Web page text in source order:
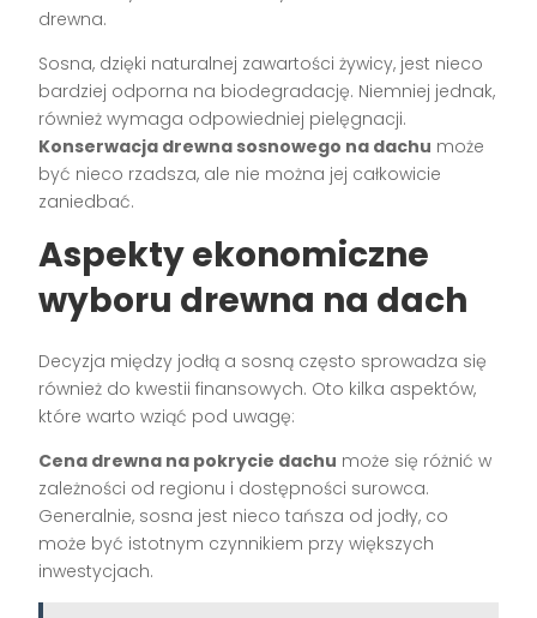
drewna.
Sosna, dzięki naturalnej zawartości żywicy, jest nieco
bardziej odporna na biodegradację. Niemniej jednak,
również wymaga odpowiedniej pielęgnacji.
Konserwacja drewna sosnowego na dachu może
być nieco rzadsza, ale nie można jej całkowicie
zaniedbać.
Aspekty ekonomiczne
wyboru drewna na dach
Decyzja między jodłą a sosną często sprowadza się
również do kwestii finansowych. Oto kilka aspektów,
które warto wziąć pod uwagę:
Cena drewna na pokrycie dachu może się różnić w
zależności od regionu i dostępności surowca.
Generalnie, sosna jest nieco tańsza od jodły, co
może być istotnym czynnikiem przy większych
inwestycjach.